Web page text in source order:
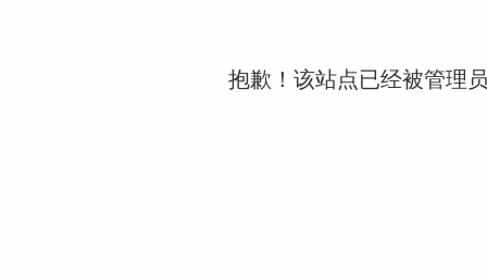
抱歉！该站点已经被管理